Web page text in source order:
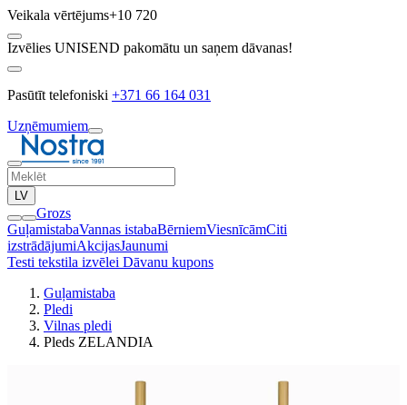
Veikala vērtējums+10 720
Izvēlies UNISEND pakomātu un saņem dāvanas!
Pasūtīt telefoniski +371 66 164 031
Uzņēmumiem
LV
Grozs
GuļamistabaVannas istabaBērniemViesnīcāmCiti
izstrādājumiAkcijasJaunumi
Testi tekstila izvēlei Dāvanu kupons
Guļamistaba
Pledi
Vilnas pledi
Pleds ZELANDIA